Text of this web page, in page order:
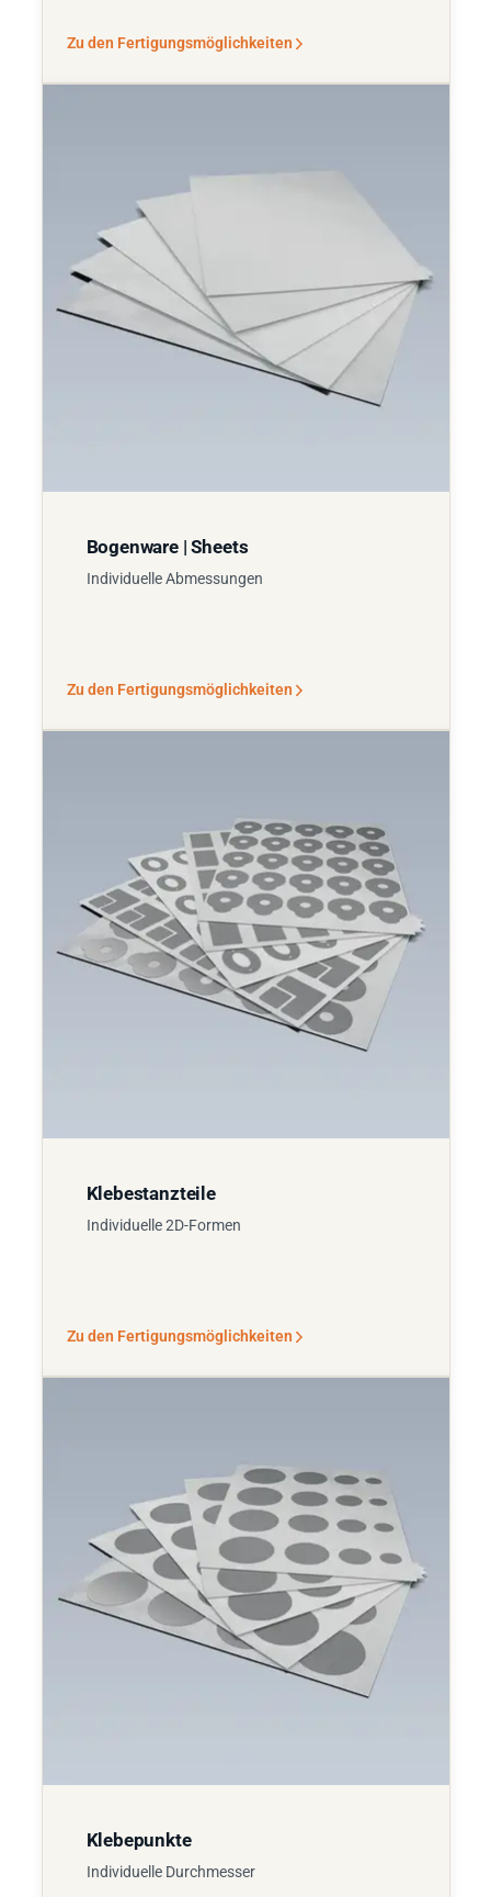
Zu den Fertigungsmöglichkeiten
Bogenware | Sheets
Individuelle Abmessungen
Zu den Fertigungsmöglichkeiten
Klebestanzteile
Individuelle 2D-Formen
Zu den Fertigungsmöglichkeiten
Klebepunkte
Individuelle Durchmesser